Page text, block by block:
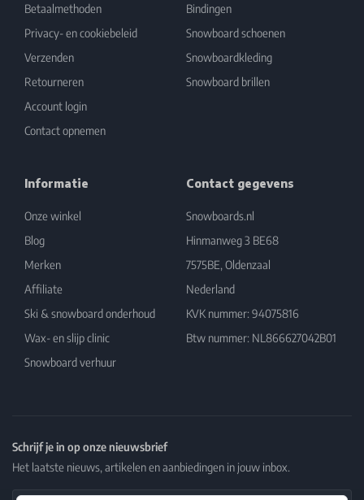
Betaalmethoden
Privacy- en cookiebeleid
Verzenden
Retourneren
Account login
Contact opnemen
Bindingen
Snowboard schoenen
Snowboardkleding
Snowboard brillen
Informatie
Onze winkel
Blog
Merken
Affiliate
Ski & snowboard onderhoud
Wax- en slijp clinic
Snowboard verhuur
Contact gegevens
Snowboards.nl
Hinmanweg 3 BE68
7575BE, Oldenzaal
Nederland
KVK nummer: 94075816
Btw nummer: NL866627042B01
Schrijf je in op onze nieuwsbrief
Het laatste nieuws, artikelen en aanbiedingen in jouw inbox.